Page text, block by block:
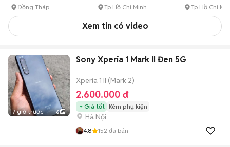
Đồng Tháp Tp Hồ Chí Minh Tp Hồ Chí
Xem tin có video
7 giờ trước 6
Sony Xperia 1 Mark II Đen 5G
Xperia 1 II (Mark 2)
2.600.000 đ
Giá tốt Kèm phụ kiện
Hà Nội
4.8 152 đã bán